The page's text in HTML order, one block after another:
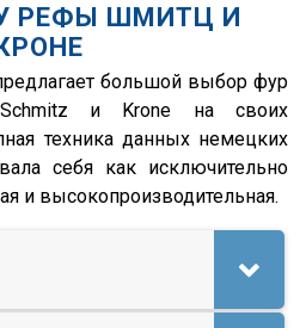
РЕФЫ ШМИТЦ И
большой выбор фур
и Krone на своих
техника данных немецких
себя как исключительно
и высокопроизводительная.